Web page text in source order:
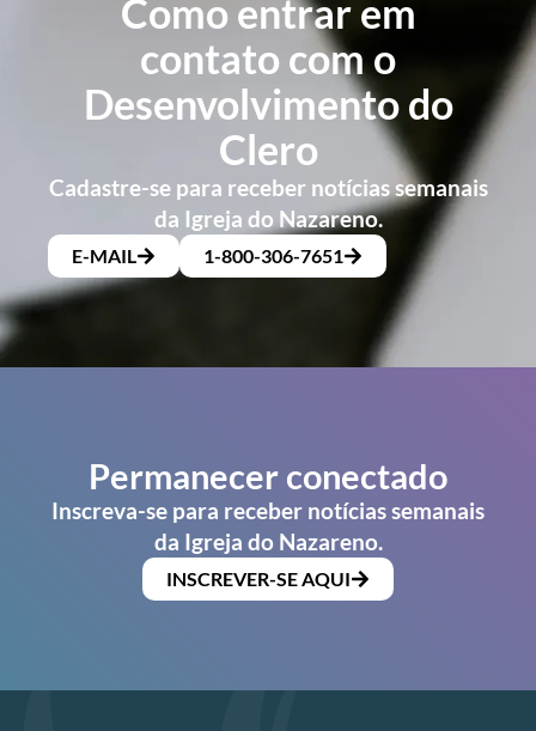
Como entrar em
contato com o
Desenvolvimento do
Clero
Cadastre-se para receber notícias semanais
da Igreja do Nazareno.
E-MAIL 1-800-306-7651
Permanecer conectado
Inscreva-se para receber notícias semanais
da Igreja do Nazareno.
INSCREVER-SE AQUI